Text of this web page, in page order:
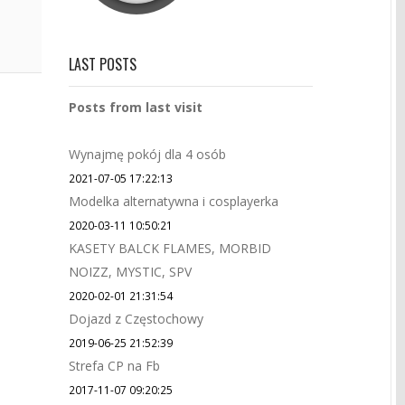
LAST POSTS
Posts from last visit
Wynajmę pokój dla 4 osób
2021-07-05 17:22:13
Modelka alternatywna i cosplayerka
2020-03-11 10:50:21
KASETY BALCK FLAMES, MORBID
NOIZZ, MYSTIC, SPV
2020-02-01 21:31:54
Dojazd z Częstochowy
2019-06-25 21:52:39
Strefa CP na Fb
2017-11-07 09:20:25